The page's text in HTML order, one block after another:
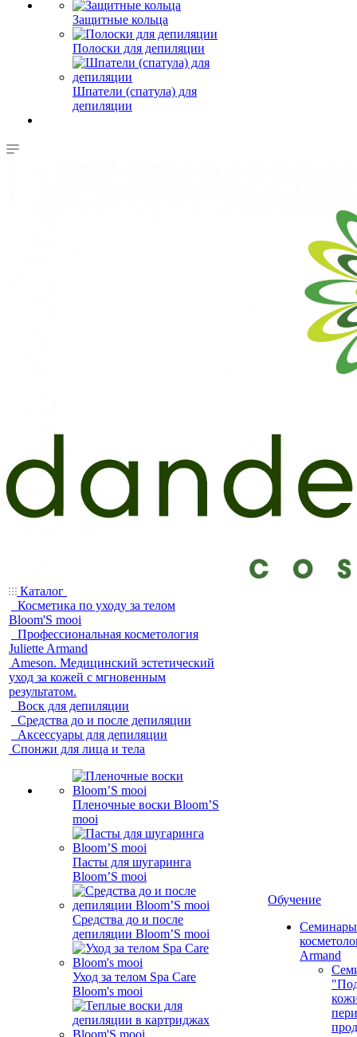
Защитные кольца
Полоски для депиляции
Шпатели (спатула) для
депиляции
Каталог
Косметика по уходу за телом
Bloom'S mooi
Профессиональная косметология
Juliette Armand
Ameson. Медицинский эстетический
уход за кожей с мгновенным
результатом.
Воск для депиляции
Средства до и после депиляции
Аксессуары для депиляции
Спонжи для лица и тела
Пленочные воски Bloom’S
mooi
Пасты для шугаринга
Bloom’S mooi
Средства до и после
депиляции Bloom’S mooi
Уход за телом Spa Care
Bloom's mooi
Обучение
Armand